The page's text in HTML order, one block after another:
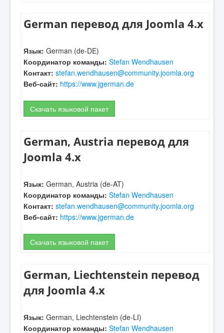
German перевод для Joomla 4.x
Язык: German (de-DE)
Координатор команды: Stefan Wendhausen
Контакт: stefan.wendhausen@community.joomla.org
Веб-сайт: https://www.jgerman.de
Скачать языковой пакет
German, Austria перевод для
Joomla 4.x
Язык: German, Austria (de-AT)
Координатор команды: Stefan Wendhausen
Контакт: stefan.wendhausen@community.joomla.org
Веб-сайт: https://www.jgerman.de
Скачать языковой пакет
German, Liechtenstein перевод
для Joomla 4.x
Язык: German, Liechtenstein (de-LI)
Координатор команды: Stefan Wendhausen